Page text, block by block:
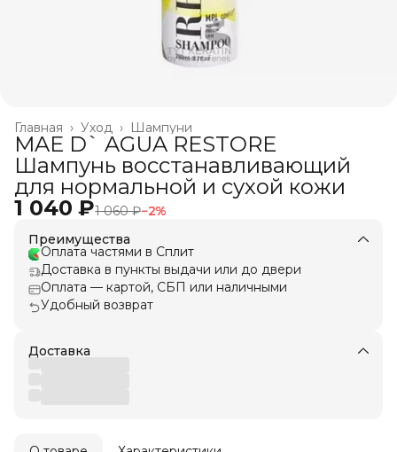
Шампуни
Уход ›
Главная ›
MAE D` AGUA RESTORE
Шампунь восстанавливающий
для нормальной и сухой кожи
1 040 ₽1 060 ₽−2%
Преимущества
Оплата частями в Сплит
Доставка в пункты выдачи или до двери
Оплата — картой, СБП или наличными
Удобный возврат
Доставка